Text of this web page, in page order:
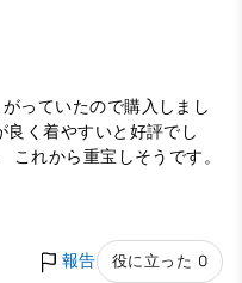
っていたので購入しまし
く着やすいと好評でし
これから重宝しそうです。
報告 役に立った 0